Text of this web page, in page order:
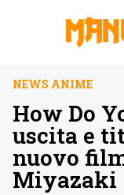
NEWS ANIME
How Do
uscita e
nuovo
Miyazaki